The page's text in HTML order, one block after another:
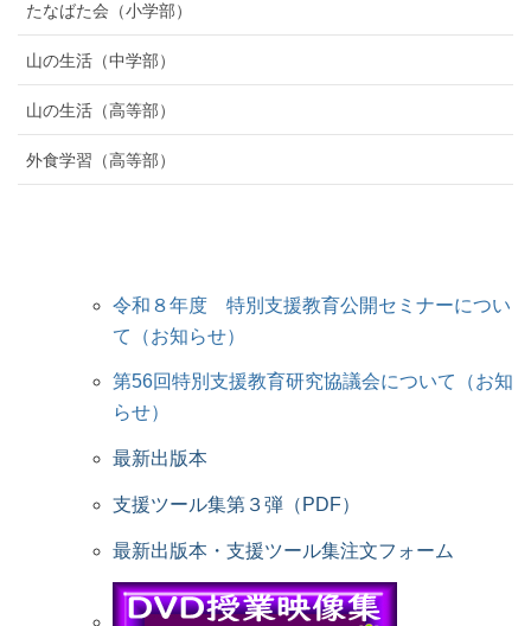
たなばた会（小学部）
山の生活（中学部）
山の生活（高等部）
外食学習（高等部）
令和８年度 特別支援教育公開セミナーについ
て（お知らせ）
第56回特別支援教育研究協議会について（お知
らせ）
最新出版本
支援ツール集第３弾（PDF）
最新出版本・支援ツール集注文フォーム